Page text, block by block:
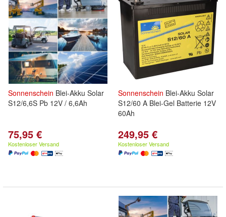
Sonnenschein Blei-Akku Solar
S12/6,6S Pb 12V / 6,6Ah
75,95 €
Kostenloser Versand
Sonnenschein Blei-Akku Solar
S12/60 A Blei-Gel Batterie 12V
60Ah
249,95 €
Kostenloser Versand